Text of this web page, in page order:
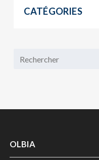
CATÉGORIES
OLBIA